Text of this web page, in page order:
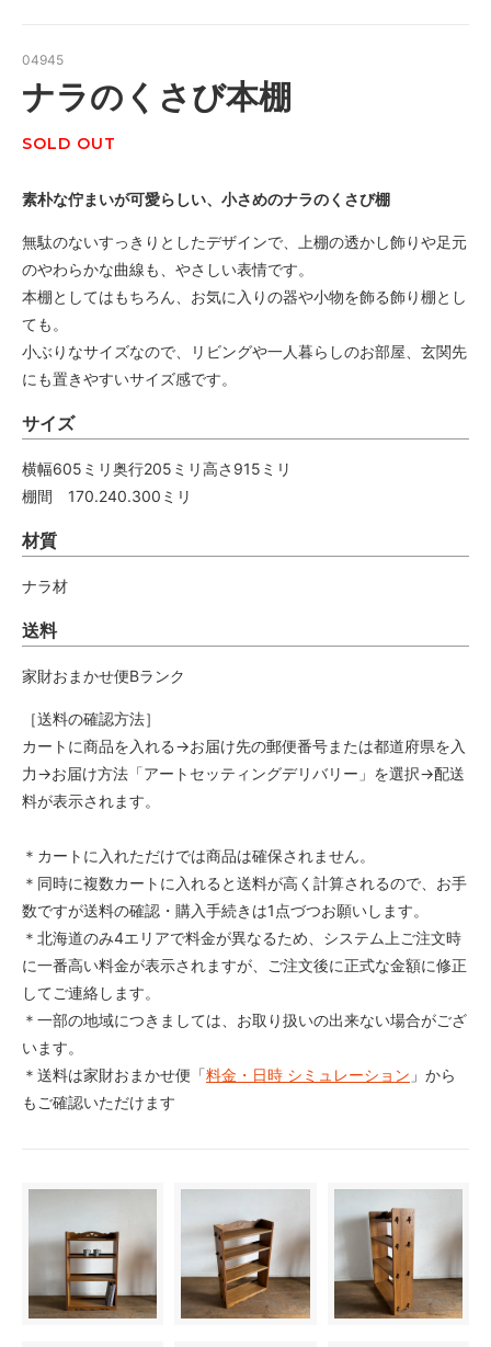
04945
ナラのくさび本棚
SOLD OUT
素朴な佇まいが可愛らしい、小さめのナラのくさび棚
無駄のないすっきりとしたデザインで、上棚の透かし飾りや足元
のやわらかな曲線も、やさしい表情です。
本棚としてはもちろん、お気に入りの器や小物を飾る飾り棚とし
ても。
小ぶりなサイズなので、リビングや一人暮らしのお部屋、玄関先
にも置きやすいサイズ感です。
サイズ
横幅605ミリ奥行205ミリ高さ915ミリ
棚間 170.240.300ミリ
材質
ナラ材
送料
家財おまかせ便Bランク
［送料の確認方法］
カートに商品を入れる→お届け先の郵便番号または都道府県を入
力→お届け方法「アートセッティングデリバリー」を選択→配送
料が表示されます。
＊カートに入れただけでは商品は確保されません。
＊同時に複数カートに入れると送料が高く計算されるので、お手
数ですが送料の確認・購入手続きは1点づつお願いします。
＊北海道のみ4エリアで料金が異なるため、システム上ご注文時
に一番高い料金が表示されますが、ご注文後に正式な金額に修正
してご連絡します。
＊一部の地域につきましては、お取り扱いの出来ない場合がござ
います。
＊送料は家財おまかせ便「料金・日時 シミュレーション 」から
もご確認いただけます